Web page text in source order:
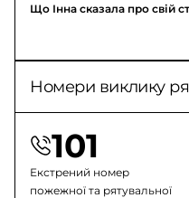
Що Інна сказала про свій
Номери виклику
101
Екстрений номер
пожежної та рятувальної